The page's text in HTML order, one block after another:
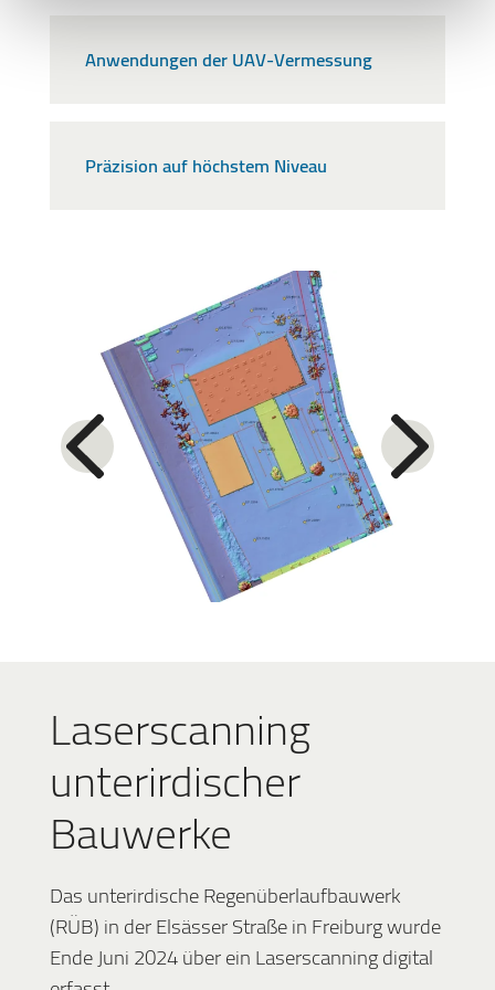
Anwendungen der UAV-Vermessung
Präzision auf höchstem Niveau
Laserscanning
unterirdischer
Bauwerke
Das unterirdische Regenüberlaufbauwerk
(RÜB) in der Elsässer Straße in Freiburg wurde
Ende Juni 2024 über ein Laserscanning digital